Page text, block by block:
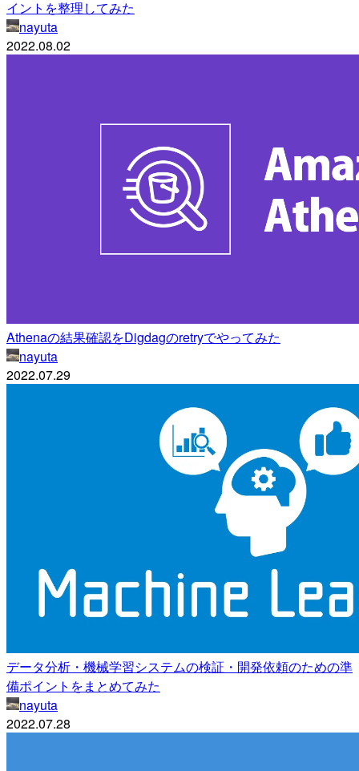
イントを整理してみた
nayuta
2022.08.02
Athenaの結果確認をDigdagのretryでやってみた
nayuta
2022.07.29
データ分析・機械学習システムの検証・開発依頼のための準
備ポイントをまとめてみた
nayuta
2022.07.28